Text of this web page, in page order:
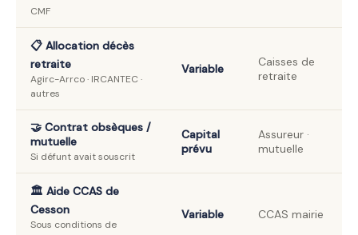
CMF
📋 Allocation décès
retraite
Agirc-Arrco · IRCANTEC ·
autres
Variable
Caisses de
retraite
🤝 Contrat obsèques /
mutuelle
Si défunt avait souscrit
Capital
prévu
Assureur ·
mutuelle
🏛️ Aide CCAS de
Cesson
Sous conditions de
Variable CCAS mairie